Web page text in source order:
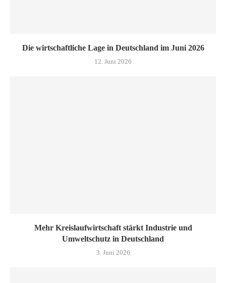
Die wirtschaftliche Lage in Deutschland im Juni 2026
12. Juni 2026
Mehr Kreislaufwirtschaft stärkt Industrie und
Umweltschutz in Deutschland
3. Juni 2026